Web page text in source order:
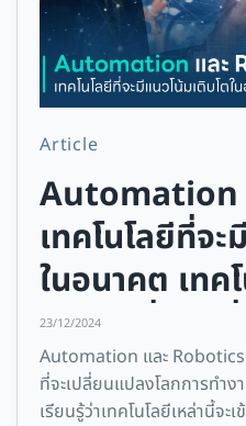
Article
Automation
เทคโนโลยีที่จ
ในอนาคต เทค
อนาคตที่จะเปลี่
23/12/2024
Automation และ
ที่จะเปลี่ยนแปลงโลกการทำ
เรียนรู้ว่าเทคโนโลยีเหล่านี้จ